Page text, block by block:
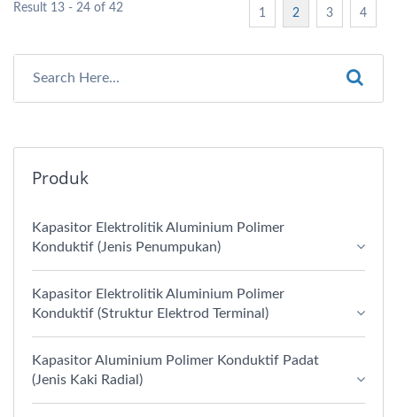
Result 13 - 24 of 42 1 2 3 4
Produk
Kapasitor Elektrolitik Aluminium Polimer
Konduktif (Jenis Penumpukan)
Kapasitor Elektrolitik Aluminium Polimer
Konduktif (Struktur Elektrod Terminal)
Kapasitor Aluminium Polimer Konduktif Padat
(Jenis Kaki Radial)